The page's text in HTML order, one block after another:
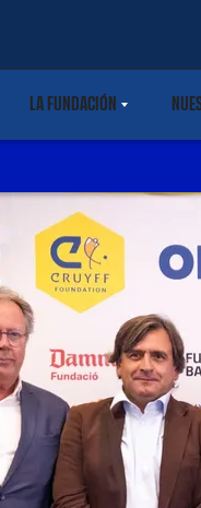
LA FUNDACIÓN